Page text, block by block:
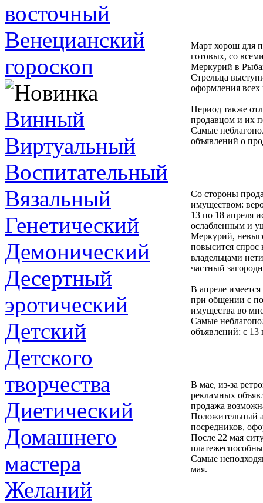
восточный
Венецианский
гороскоп
Винный
Виртуальный
Воспитательный
Вязальный
Генетический
Демонический
Десертный
эротический
Детский
Детского
творчества
Диетический
Домашнего
мастера
Желаний
Март хорош для
готовых, со
Меркурий в
Стрельца
оформления всех
Период также
продавцом и их
Самые
объявлений о
Со стороны
имуществом:
13 по 18 апреля
ослабленным и
Меркурий,
повысится спрос
владельцами
частный
В апреле
при общении с
имущества во
Самые
объявлений: с 13
В мае, из-за
рекламных
продажа
Положительный
посредников,
После 22 мая
Самые
мая.